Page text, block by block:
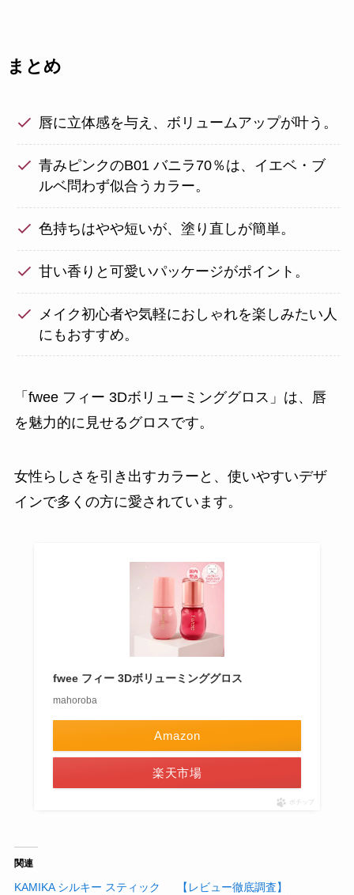
まとめ
唇に立体感を与え、ボリュームアップが叶う。
青みピンクのB01 バニラ70％は、イエベ・ブ
ルベ問わず似合うカラー。
色持ちはやや短いが、塗り直しが簡単。
甘い香りと可愛いパッケージがポイント。
メイク初心者や気軽におしゃれを楽しみたい人
にもおすすめ。
「fwee フィー 3Dボリューミンググロス」は、唇
を魅力的に見せるグロスです。
女性らしさを引き出すカラーと、使いやすいデザ
インで多くの方に愛されています。
fwee フィー 3Dボリューミンググロス
mahoroba
Amazon
楽天市場
ポチップ
関連
KAMIKA シルキー スティック
【レビュー徹底調査】